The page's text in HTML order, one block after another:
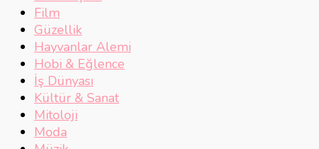
Film
Güzellik
Hayvanlar Alemi
Hobi & Eğlence
İş Dünyası
Kültür & Sanat
Mitoloji
Moda